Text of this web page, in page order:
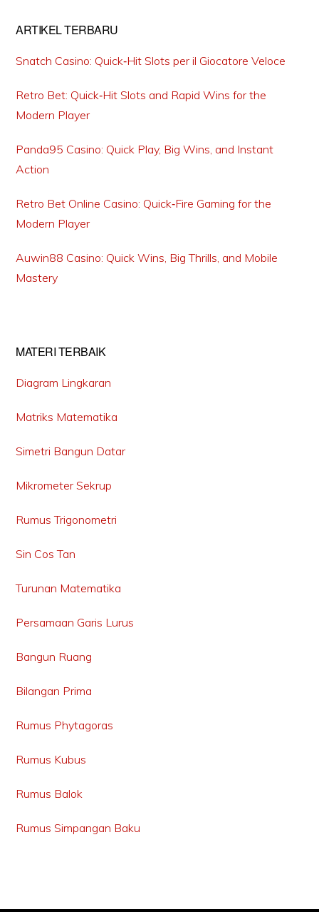
ARTIKEL TERBARU
Snatch Casino: Quick‑Hit Slots per il Giocatore Veloce
Retro Bet: Quick‑Hit Slots and Rapid Wins for the
Modern Player
Panda95 Casino: Quick Play, Big Wins, and Instant
Action
Retro Bet Online Casino: Quick‑Fire Gaming for the
Modern Player
Auwin88 Casino: Quick Wins, Big Thrills, and Mobile
Mastery
MATERI TERBAIK
Diagram Lingkaran
Matriks Matematika
Simetri Bangun Datar
Mikrometer Sekrup
Rumus Trigonometri
Sin Cos Tan
Turunan Matematika
Persamaan Garis Lurus
Bangun Ruang
Bilangan Prima
Rumus Phytagoras
Rumus Kubus
Rumus Balok
Rumus Simpangan Baku